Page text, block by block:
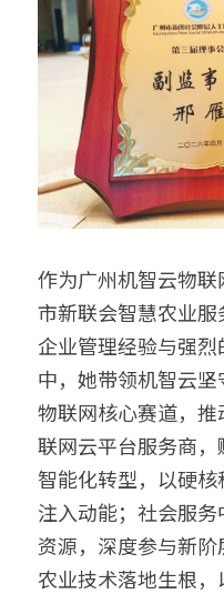
作为广州机智云物联
市新联会智慧农业
企业管理经验与强
中，她带领机智云
物联网核心赛道，
联网云平台服务商，
智能化转型，以硬
注入动能；社会服
资源，深度参与新
农业技术落地生根